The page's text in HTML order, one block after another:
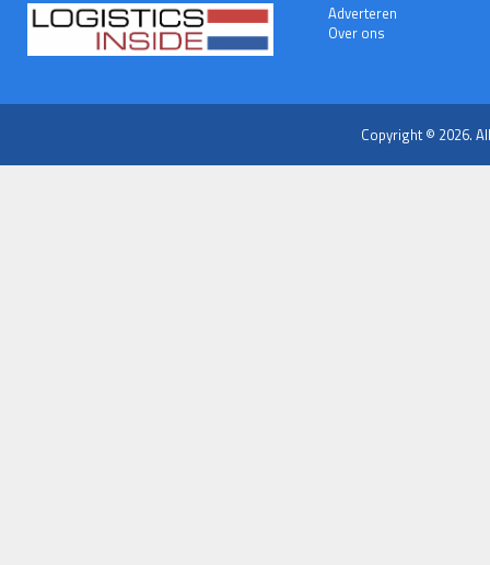
Adverteren
Over ons
Copyright © 2026.